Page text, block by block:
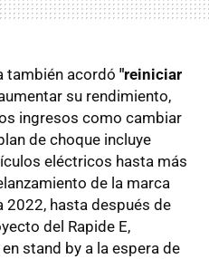
también acordó "reiniciar
su rendimiento,
ingresos como cambiar
de choque incluye
eléctricos hasta más
de la marca
2022, hasta después de
del Rapide E,
stand by a la espera de